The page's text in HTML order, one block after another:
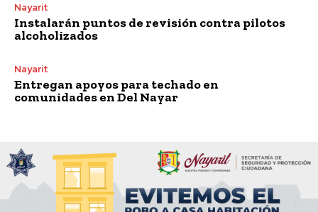
Nayarit
Instalarán puntos de revisión contra pilotos
alcoholizados
Nayarit
Entregan apoyos para techado en
comunidades en Del Nayar